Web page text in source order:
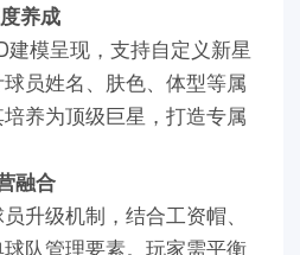
养成
模呈现，支持自定义新星
员姓名、肤色、体型等属
养为顶级巨星，打造专属
融合
升级机制，结合工资帽、
队管理要素。玩家需平衡